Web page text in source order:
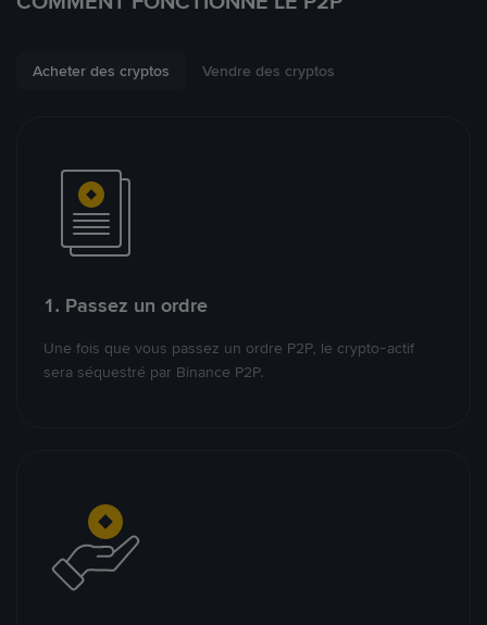
Acheter des cryptos Vendre des cryptos
1. Passez un ordre
Une fois que vous passez un ordre P2P, le crypto-actif
sera séquestré par Binance P2P.